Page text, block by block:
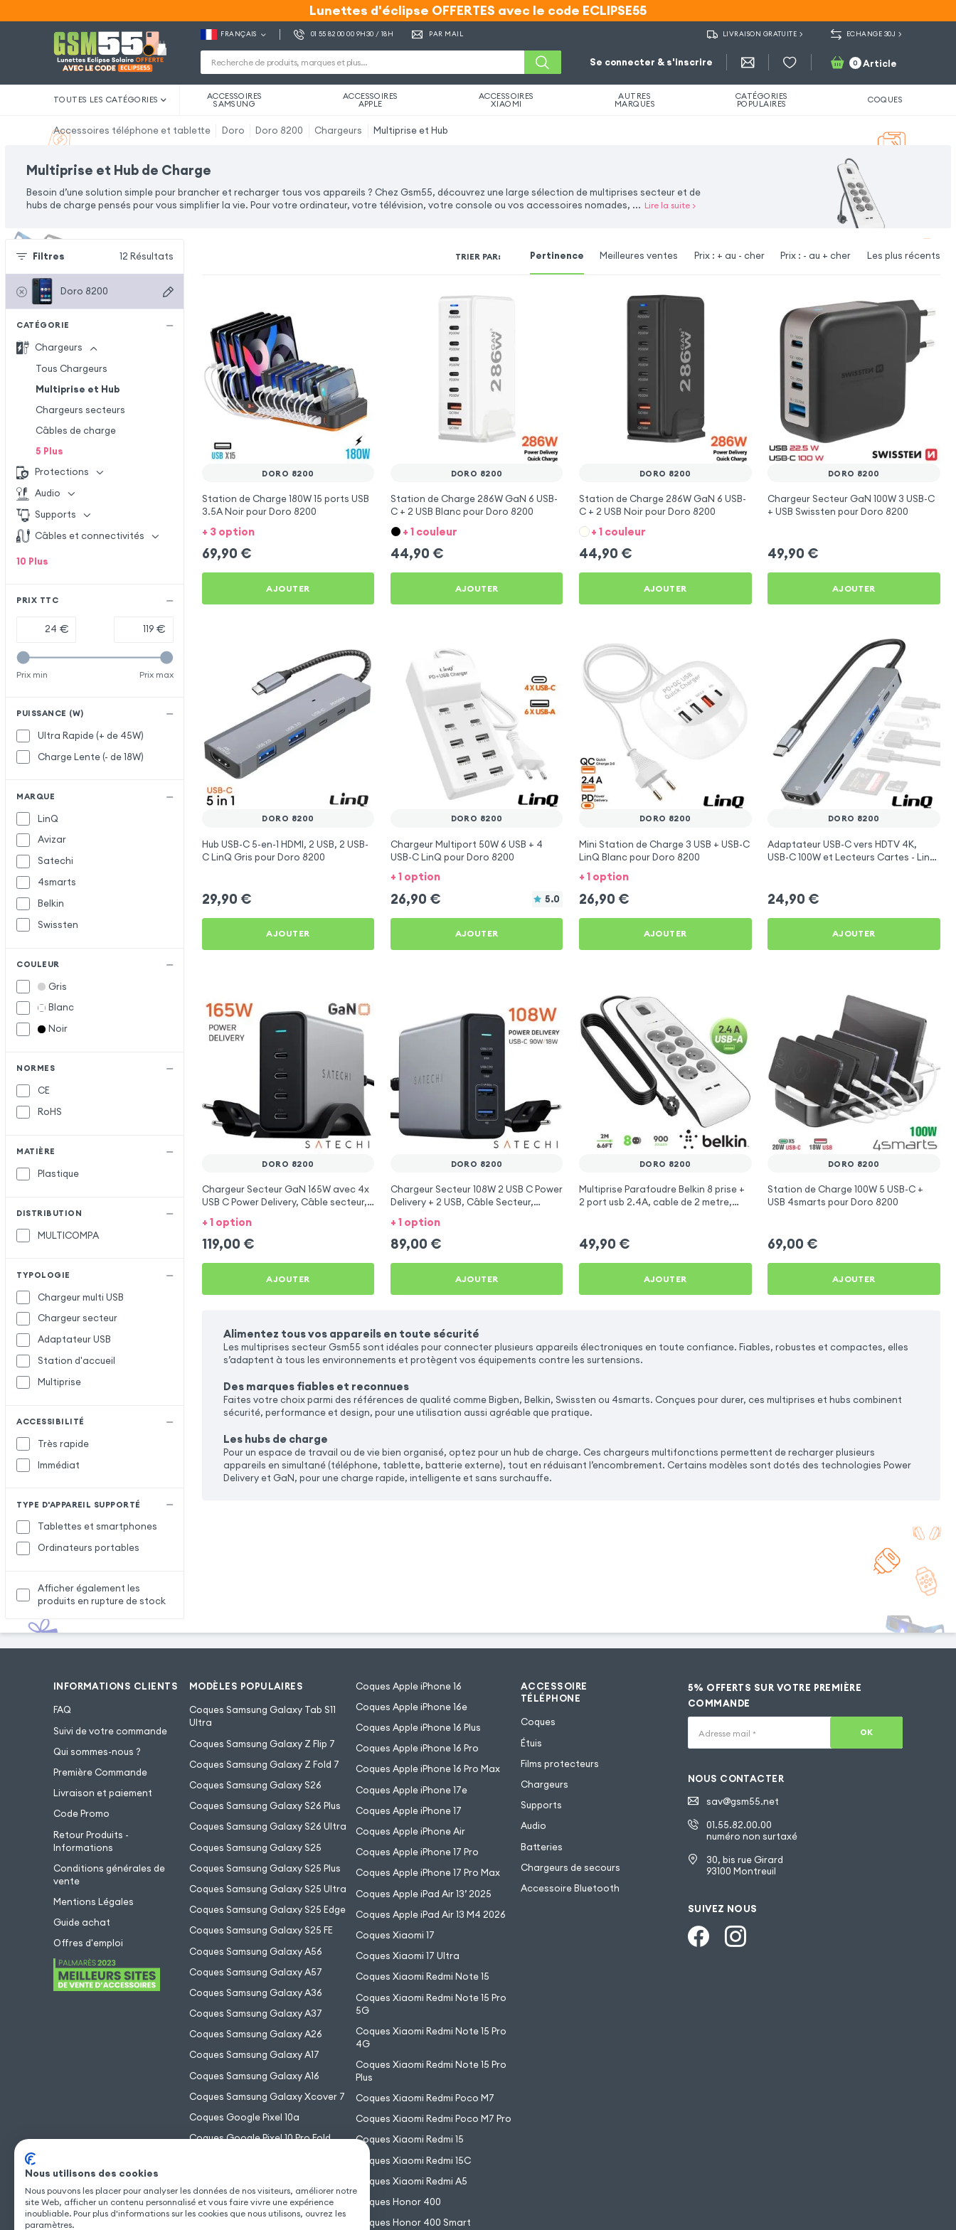
Lunettes d'éclipse OFFERTES avec le code ECLIPSE55
Lunettes d'éclipse OFFERTES avec le code ECLIPSE55
FRANÇAIS 01 55 82 00 00 9H30 / 18H PAR MAIL LIVRAISON GRATUITE ECHANGE 30J
Se connecter & s'inscrire 0 Article
TOUTES LES CATÉGORIES ACCESSOIRES
SAMSUNG
ACCESSOIRES
APPLE
ACCESSOIRES
XIAOMI
AUTRES
MARQUES
CATÉGORIES
POPULAIRES COQUES
Accessoires téléphone et tablette Doro Doro 8200 Chargeurs Multiprise et Hub
Multiprise et Hub de Charge
Besoin d’une solution simple pour brancher et recharger tous vos appareils ? Chez Gsm55, découvrez une large sélection de multiprises secteur et de
hubs de charge pensés pour vous simplifier la vie. Pour votre ordinateur, votre télévision, votre console ou vos accessoires nomades, ... Lire la suite>
Filtres 12 Résultats
Doro 8200
CATÉGORIE
Chargeurs
Tous Chargeurs
Multiprise et Hub
Chargeurs secteurs
Câbles de charge
5 Plus
Protections
Audio
Supports
Câbles et connectivités
10 Plus
PRIX TTC
€ €
Prix min Prix max
PUISSANCE (W)
Ultra Rapide (+ de 45W)
Charge Lente (- de 18W)
MARQUE
LinQ
Avizar
Satechi
4smarts
Belkin
Swissten
COULEUR
Gris
Blanc
Noir
NORMES
CE
RoHS
MATIÈRE
Plastique
DISTRIBUTION
MULTICOMPA
TYPOLOGIE
Chargeur multi USB
Chargeur secteur
Adaptateur USB
Station d'accueil
Multiprise
ACCESSIBILITÉ
Très rapide
Immédiat
TYPE D'APPAREIL SUPPORTÉ
Tablettes et smartphones
Ordinateurs portables
Afficher également les
produits en rupture de stock
TRIER PAR: Pertinence Meilleures ventes Prix : + au - cher Prix : - au + cher Les plus récents
DORO 8200
Station de Charge 180W 15 ports USB
3.5A Noir pour Doro 8200
+ 3 option
69,90 €
AJOUTER
DORO 8200
Station de Charge 286W GaN 6 USB-
C + 2 USB Blanc pour Doro 8200
+ 1 couleur
44,90 €
AJOUTER
DORO 8200
Station de Charge 286W GaN 6 USB-
C + 2 USB Noir pour Doro 8200
+ 1 couleur
44,90 €
AJOUTER
DORO 8200
Chargeur Secteur GaN 100W 3 USB-C
+ USB Swissten pour Doro 8200
49,90 €
AJOUTER
DORO 8200
Hub USB-C 5-en-1 HDMI, 2 USB, 2 USB-
C LinQ Gris pour Doro 8200
29,90 €
AJOUTER
DORO 8200
Chargeur Multiport 50W 6 USB + 4
USB-C LinQ pour Doro 8200
+ 1 option
26,90 € 5.0
AJOUTER
DORO 8200
Mini Station de Charge 3 USB + USB-C
LinQ Blanc pour Doro 8200
+ 1 option
26,90 €
AJOUTER
DORO 8200
Adaptateur USB-C vers HDTV 4K,
USB-C 100W et Lecteurs Cartes - LinQ
24,90 €
AJOUTER
DORO 8200
Chargeur Secteur GaN 165W avec 4x
USB C Power Delivery, Câble secteur,
Satechi - Gris
+ 1 option
119,00 €
AJOUTER
DORO 8200
Chargeur Secteur 108W 2 USB C Power
Delivery + 2 USB, Câble Secteur,
Satechi - Gris
+ 1 option
89,00 €
AJOUTER
DORO 8200
Multiprise Parafoudre Belkin 8 prise +
2 port usb 2.4A, cable de 2 metre,
49,90 €
AJOUTER
DORO 8200
Station de Charge 100W 5 USB-C +
USB 4smarts pour Doro 8200
69,00 €
AJOUTER
Alimentez tous vos appareils en toute sécurité
Les multiprises secteur Gsm55 sont idéales pour connecter plusieurs appareils électroniques en toute confiance. Fiables, robustes et compactes, elles
s’adaptent à tous les environnements et protègent vos équipements contre les surtensions.
Des marques fiables et reconnues
Faites votre choix parmi des références de qualité comme Bigben, Belkin, Swissten ou 4smarts. Conçues pour durer, ces multiprises et hubs combinent
sécurité, performance et design, pour une utilisation aussi agréable que pratique.
Les hubs de charge
Pour un espace de travail ou de vie bien organisé, optez pour un hub de charge. Ces chargeurs multifonctions permettent de recharger plusieurs
appareils en simultané (téléphone, tablette, batterie externe), tout en réduisant l’encombrement. Certains modèles sont dotés des technologies Power
Delivery et GaN, pour une charge rapide, intelligente et sans surchauffe.
INFORMATIONS CLIENTS
FAQ
Suivi de votre commande
Qui sommes-nous ?
Première Commande
Livraison et paiement
Code Promo
Retour Produits -
Informations
Conditions générales de
vente
Mentions Légales
Guide achat
Offres d'emploi
MODÈLES POPULAIRES
Coques Samsung Galaxy Tab S11
Ultra
Coques Samsung Galaxy Z Flip 7
Coques Samsung Galaxy Z Fold 7
Coques Samsung Galaxy S26
Coques Samsung Galaxy S26 Plus
Coques Samsung Galaxy S26 Ultra
Coques Samsung Galaxy S25
Coques Samsung Galaxy S25 Plus
Coques Samsung Galaxy S25 Ultra
Coques Samsung Galaxy S25 Edge
Coques Samsung Galaxy S25 FE
Coques Samsung Galaxy A56
Coques Samsung Galaxy A57
Coques Samsung Galaxy A36
Coques Samsung Galaxy A37
Coques Samsung Galaxy A26
Coques Samsung Galaxy A17
Coques Samsung Galaxy A16
Coques Samsung Galaxy Xcover 7
Coques Google Pixel 10a
Coques Google Pixel 10 Pro Fold
Coques Google Pixel 10
Coques Apple iPhone 16
Coques Apple iPhone 16e
Coques Apple iPhone 16 Plus
Coques Apple iPhone 16 Pro
Coques Apple iPhone 16 Pro Max
Coques Apple iPhone 17e
Coques Apple iPhone 17
Coques Apple iPhone Air
Coques Apple iPhone 17 Pro
Coques Apple iPhone 17 Pro Max
Coques Apple iPad Air 13’ 2025
Coques Apple iPad Air 13 M4 2026
Coques Xiaomi 17
Coques Xiaomi 17 Ultra
Coques Xiaomi Redmi Note 15
Coques Xiaomi Redmi Note 15 Pro
5G
Coques Xiaomi Redmi Note 15 Pro
4G
Coques Xiaomi Redmi Note 15 Pro
Plus
Coques Xiaomi Redmi Poco M7
Coques Xiaomi Redmi Poco M7 Pro
Coques Xiaomi Redmi 15
Coques Xiaomi Redmi 15C
Coques Xiaomi Redmi A5
Coques Honor 400
Coques Honor 400 Smart
ACCESSOIRE
TÉLÉPHONE
Coques
Étuis
Films protecteurs
Chargeurs
Supports
Audio
Batteries
Chargeurs de secours
Accessoire Bluetooth
5% OFFERTS SUR VOTRE PREMIÈRE
COMMANDE
Adresse mail * OK
NOUS CONTACTER
sav@gsm55.net
01.55.82.00.00
numéro non surtaxé
30, bis rue Girard
93100 Montreuil
SUIVEZ NOUS
Nous utilisons des cookies
Nous pouvons les placer pour analyser les données de nos visiteurs, améliorer notre
site Web, afficher un contenu personnalisé et vous faire vivre une expérience
inoubliable. Pour plus d'informations sur les cookies que nous utilisons, ouvrez les
paramètres.